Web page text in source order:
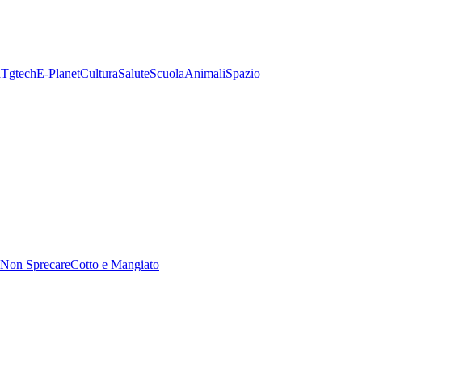
TgtechE-PlanetCulturaSaluteScuolaAnimaliSpazio
Non SprecareCotto e Mangiato